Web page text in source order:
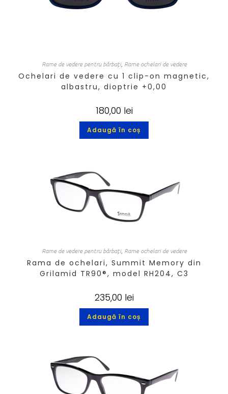
Rame de vedere pentru bărbați, Rame ochelari de vedere
Ochelari de vedere cu 1 clip-on magnetic,
albastru, dioptrie +0,00
180,00 lei
Adaugă în coș
Rame de vedere pentru bărbați, Rame ochelari de vedere
Rama de ochelari, Summit Memory din
Grilamid TR90®, model RH204, C3
235,00 lei
Adaugă în coș